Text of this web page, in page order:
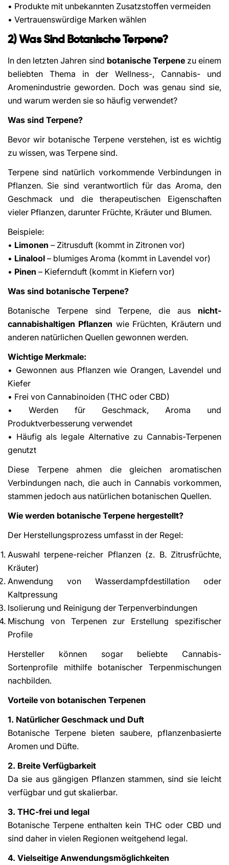
• Produkte mit unbekannten Zusatzstoffen vermeiden
• Vertrauenswürdige Marken wählen
2) Was Sind Botanische Terpene?
In den letzten Jahren sind botanische Terpenezu einem
beliebten Thema in der Wellness-, Cannabis- und
Aromenindustrie geworden. Doch was genau sind sie,
und warum werden sie so häufig verwendet?
Was sind Terpene?
Bevor wir botanische Terpene verstehen, ist es wichtig
zu wissen, was Terpene sind.
Terpene sind natürlich vorkommende Verbindungen in
Pflanzen. Sie sind verantwortlich für das Aroma, den
Geschmack und die therapeutischen Eigenschaften
vieler Pflanzen, darunter Früchte, Kräuter und Blumen.
Beispiele:
• Limonen – Zitrusduft (kommt in Zitronen vor)
• Linalool – blumiges Aroma (kommt in Lavendel vor)
• Pinen – Kiefernduft (kommt in Kiefern vor)
Was sind botanische Terpene?
Botanische Terpene sind Terpene, die aus nicht-
cannabishaltigen Pflanzen wie Früchten, Kräutern und
anderen natürlichen Quellen gewonnen werden.
Wichtige Merkmale:
• Gewonnen aus Pflanzen wie Orangen, Lavendel und
Kiefer
• Frei von Cannabinoiden (THC oder CBD)
• Werden für Geschmack, Aroma und
Produktverbesserung verwendet
• Häufig als legale Alternative zu Cannabis-Terpenen
genutzt
Diese Terpene ahmen die gleichen aromatischen
Verbindungen nach, die auch in Cannabis vorkommen,
stammen jedoch aus natürlichen botanischen Quellen.
Wie werden botanische Terpene hergestellt?
Der Herstellungsprozess umfasst in der Regel:
Auswahl terpene-reicher Pflanzen (z. B. Zitrusfrüchte,
Kräuter)
Anwendung von Wasserdampfdestillation oder
Kaltpressung
Isolierung und Reinigung der Terpenverbindungen
Mischung von Terpenen zur Erstellung spezifischer
Profile
Hersteller können sogar beliebte Cannabis-
Sortenprofile mithilfe botanischer Terpenmischungen
nachbilden.
Vorteile von botanischen Terpenen
1. Natürlicher Geschmack und Duft
Botanische Terpene bieten saubere, pflanzenbasierte
Aromen und Düfte.
2. Breite Verfügbarkeit
Da sie aus gängigen Pflanzen stammen, sind sie leicht
verfügbar und gut skalierbar.
3. THC-frei und legal
Botanische Terpene enthalten kein THC oder CBD und
sind daher in vielen Regionen weitgehend legal.
4. Vielseitige Anwendungsmöglichkeiten